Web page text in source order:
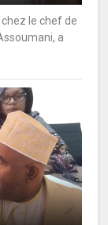
le chef de
a